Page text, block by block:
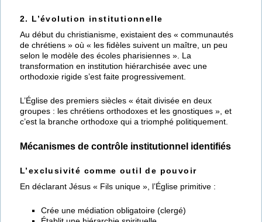
2. L’évolution institutionnelle
Au début du christianisme, existaient des « communautés
de chrétiens » où « les fidèles suivent un maître, un peu
selon le modèle des écoles pharisiennes ». La
transformation en institution hiérarchisée avec une
orthodoxie rigide s’est faite progressivement.
L’Église des premiers siècles « était divisée en deux
groupes : les chrétiens orthodoxes et les gnostiques », et
c’est la branche orthodoxe qui a triomphé politiquement.
Mécanismes de contrôle institutionnel identifiés
L’exclusivité comme outil de pouvoir
En déclarant Jésus « Fils unique », l’Église primitive :
Crée une médiation obligatoire (clergé)